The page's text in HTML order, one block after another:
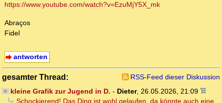
https://www.youtube.com/watch?v=EzuMjY5X_mk
Abraços
Fidel
antworten
gesamter Thread:
RSS-Feed dieser Diskussion
kleine Grafik zur Jugend in D. - Dieter, 26.05.2026, 21:09
Schockierend! Das Ding ist wohl gelaufen, da könnte auch eine